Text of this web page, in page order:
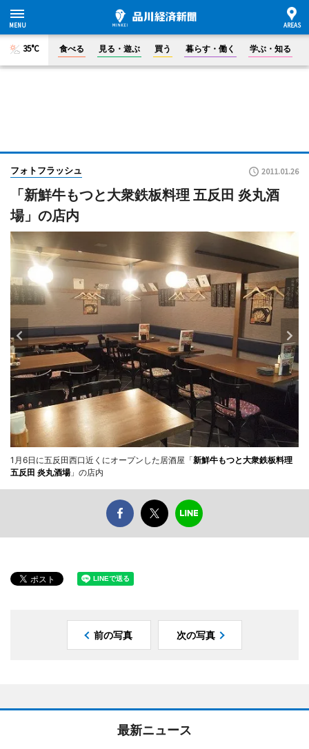
35°C 食べる 見る・遊ぶ 買う 暮らす・働く 学ぶ・知る
フォトフラッシュ 2011.01.26
「新鮮牛もつと大衆鉄板料理 五反田 炎丸酒
場」の店内
1月6日に五反田西口近くにオープンした居酒屋「新鮮牛もつと大衆鉄板料理
五反田 炎丸酒場 」の店内
前の写真 次の写真
最新ニュース